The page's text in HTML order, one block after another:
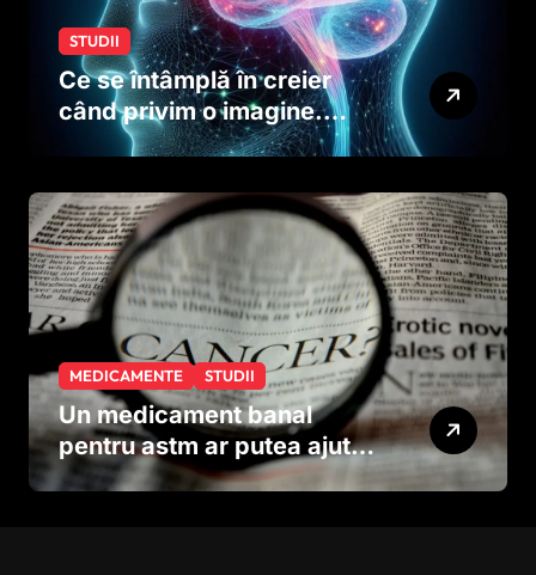
STUDII
Ce se întâmplă în creier
când privim o imagine.
Studiul care explică rolul
MEDICAMENTE STUDII
Un medicament banal
pentru astm ar putea ajuta
în lupta împotriva